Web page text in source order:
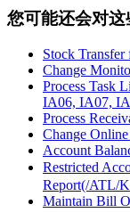
您可能还会对这
Stock
Change
Process Task
IA06, IA07,
Process
Change
Account
Restricted
Report(/ATL/
Maintain Bill